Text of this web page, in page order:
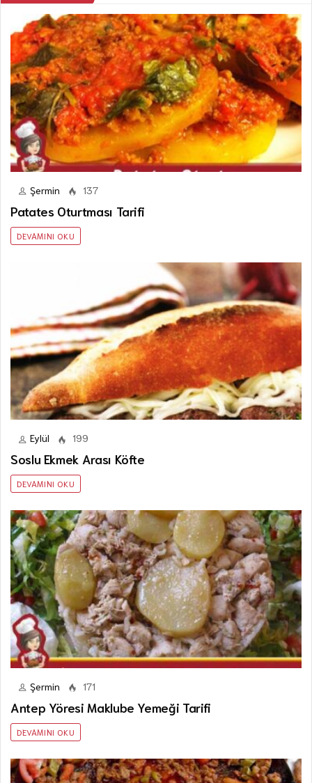
Şermin 137
Patates Oturtması Tarifi
DEVAMINI OKU
Eylül 199
Soslu Ekmek Arası Köfte
DEVAMINI OKU
Şermin 171
Antep Yöresi Maklube Yemeği Tarifi
DEVAMINI OKU